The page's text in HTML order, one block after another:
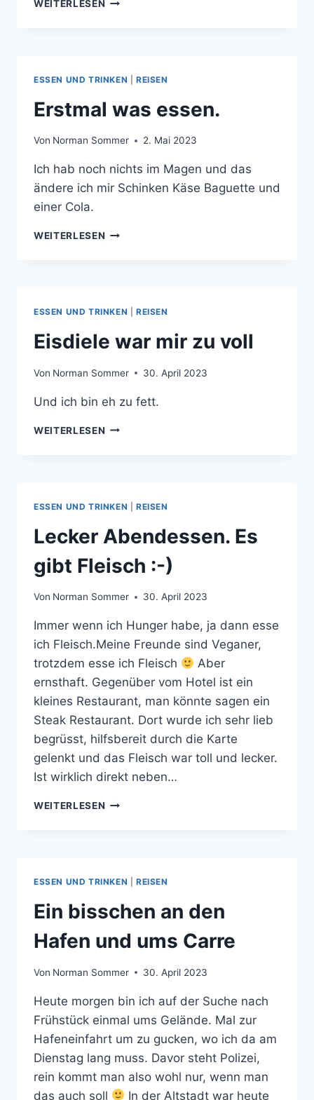
WEITERLESEN WAS
ESSEN UND TRINKEN REISEN
Erstmal was essen.
Von Norman Sommer 2. Mai 2023
Ich hab noch nichts im Magen und das
ändere ich mir Schinken Käse Baguette und
einer Cola.
WEITERLESEN ERSTMAL
ESSEN UND TRINKEN REISEN
Eisdiele war mir zu voll
Von Norman Sommer 30. April 2023
Und ich bin eh zu fett.
WEITERLESEN EISDIELE
ESSEN UND TRINKEN REISEN
Lecker Abendessen. Es
gibt Fleisch :-)
Von Norman Sommer 30. April 2023
Immer wenn ich Hunger habe, ja dann esse
ich Fleisch.Meine Freunde sind Veganer,
trotzdem esse ich Fleisch
Aber
ernsthaft. Gegenüber vom Hotel ist ein
kleines Restaurant, man könnte sagen ein
Steak Restaurant. Dort wurde ich sehr lieb
begrüsst, hilfsbereit durch die Karte
gelenkt und das Fleisch war toll und lecker.
Ist wirklich direkt neben…
WEITERLESEN LECKER
:-)
ESSEN UND TRINKEN REISEN
Ein bisschen an den
Hafen und ums Carre
Von Norman Sommer 30. April 2023
Heute morgen bin ich auf der Suche nach
Frühstück einmal ums Gelände. Mal zur
Hafeneinfahrt um zu gucken, wo ich da am
Dienstag lang muss. Davor steht Polizei,
rein kommt man also wohl nur, wenn man
das auch soll
In der Altstadt war heute